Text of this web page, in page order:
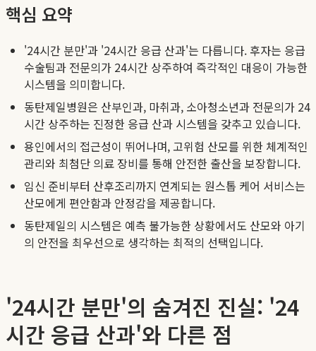
핵심 요약
'24시간 분만'과 '24시간 응급 산과'는 다릅니다. 후자는 응급
수술팀과 전문의가 24시간 상주하여 즉각적인 대응이 가능한
시스템을 의미합니다.
동탄제일병원은 산부인과, 마취과, 소아청소년과 전문의가 24
시간 상주하는 진정한 응급 산과 시스템을 갖추고 있습니다.
용인에서의 접근성이 뛰어나며, 고위험 산모를 위한 체계적인
관리와 최첨단 의료 장비를 통해 안전한 출산을 보장합니다.
임신 준비부터 산후조리까지 연계되는 원스톱 케어 서비스는
산모에게 편안함과 안정감을 제공합니다.
동탄제일의 시스템은 예측 불가능한 상황에서도 산모와 아기
의 안전을 최우선으로 생각하는 최적의 선택입니다.
'24시간 분만'의 숨겨진 진실: '24
시간 응급 산과'와 다른 점